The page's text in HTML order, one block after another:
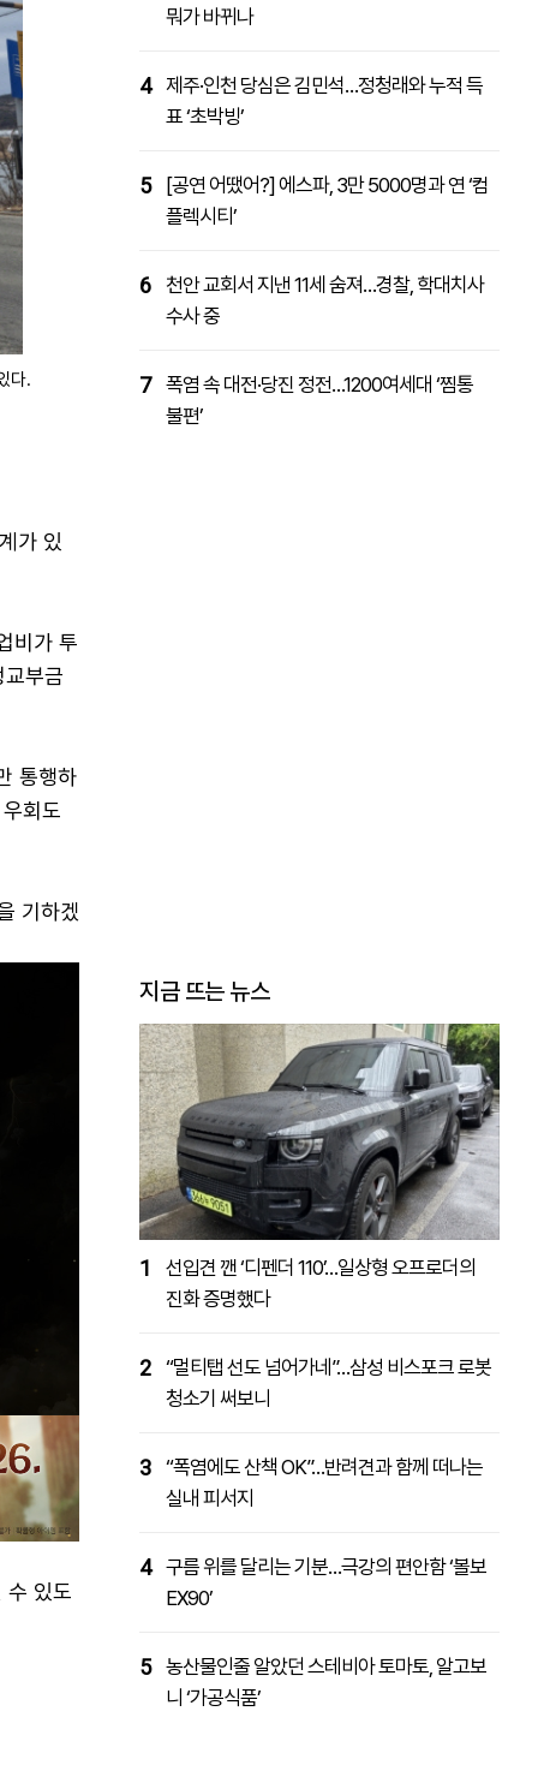
다.
가 있
비가 투
부금
통행하
회도
기하겠
수 있도
뭐가 바뀌나
4 제주·인천 당심은 김민석…정청래와 누적 득
표 ‘초박빙’
5
[공연 어땠어?] 에스파, 3만 5000명과 연 ‘컴
플렉시티’
6 천안 교회서 지낸 11세 숨져…경찰, 학대치사
수사 중
7 폭염 속 대전·당진 정전…1200여세대 ‘찜통
불편’
지금 뜨는 뉴스
1
선입견 깬 ‘디펜더 110’…일상형 오프로더의
진화 증명했다
2 “멀티탭 선도 넘어가네”…삼성 비스포크 로봇
청소기 써보니
3 “폭염에도 산책 OK”…반려견과 함께 떠나는
실내 피서지
4 구름 위를 달리는 기분…극강의 편안함 ‘볼보
EX90’
5 농산물인줄 알았던 스테비아 토마토, 알고보
니 ‘가공식품’